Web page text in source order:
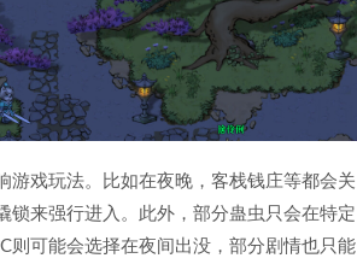
游戏玩法。比如在夜晚，客栈钱庄等都会关
锁来强行进入。此外，部分蛊虫只会在特定
则可能会选择在夜间出没，部分剧情也只能